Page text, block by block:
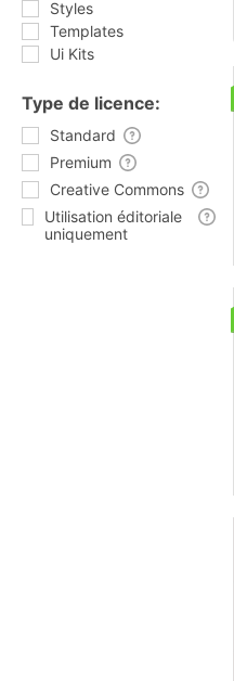
Styles
Templates
Ui Kits
Type de licence:
Standard
Premium
Creative Commons
Utilisation éditoriale
uniquement